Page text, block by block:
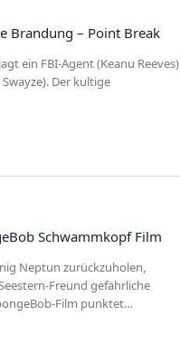
Brandung – Point Break
ein FBI-Agent (Keanu Reeves)
Der kultige
Schwammkopf Film
Neptun zurückzuholen,
Freund gefährliche
Film punktet…